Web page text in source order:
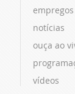
empregos
notícias
ouça ao
vídeos